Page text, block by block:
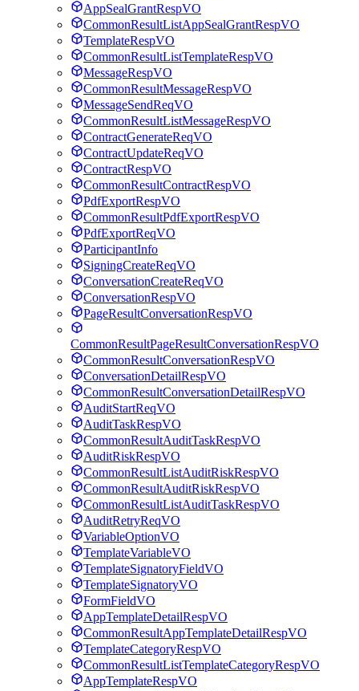
AppSealGrantRespVO
CommonResultListAppSealGrantRespVO
TemplateRespVO
CommonResultListTemplateRespVO
MessageRespVO
CommonResultMessageRespVO
MessageSendReqVO
CommonResultListMessageRespVO
ContractGenerateReqVO
ContractUpdateReqVO
ContractRespVO
CommonResultContractRespVO
PdfExportRespVO
CommonResultPdfExportRespVO
PdfExportReqVO
ParticipantInfo
SigningCreateReqVO
ConversationCreateReqVO
ConversationRespVO
PageResultConversationRespVO
CommonResultPageResultConversationRespVO
CommonResultConversationRespVO
ConversationDetailRespVO
CommonResultConversationDetailRespVO
AuditStartReqVO
AuditTaskRespVO
CommonResultAuditTaskRespVO
AuditRiskRespVO
CommonResultListAuditRiskRespVO
CommonResultAuditRiskRespVO
CommonResultListAuditTaskRespVO
AuditRetryReqVO
VariableOptionVO
TemplateVariableVO
TemplateSignatoryFieldVO
TemplateSignatoryVO
FormFieldVO
AppTemplateDetailRespVO
CommonResultAppTemplateDetailRespVO
TemplateCategoryRespVO
CommonResultListTemplateCategoryRespVO
AppTemplateRespVO